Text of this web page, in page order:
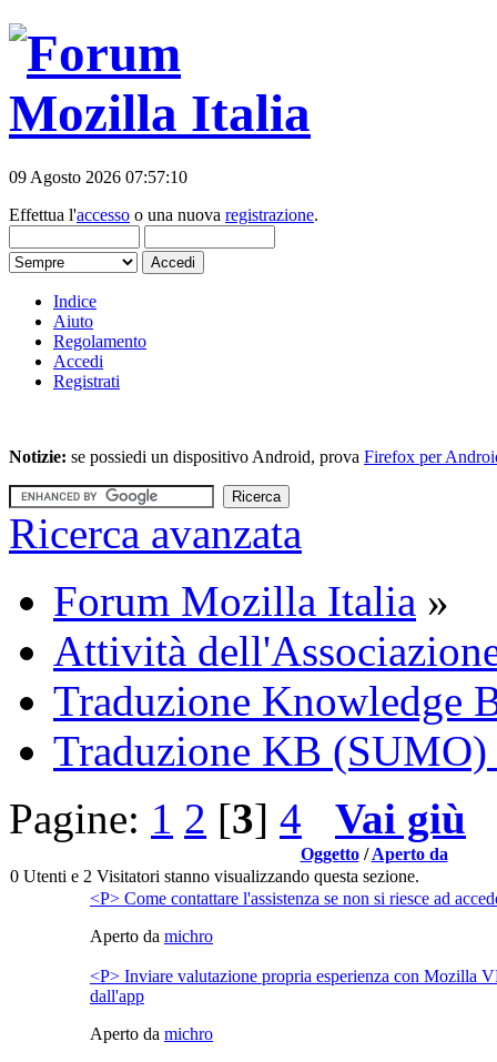
09 Agosto 2026 07:57:10
Effettua l'accesso o una nuova registrazione.
Indice
Aiuto
Regolamento
Accedi
Registrati
Notizie: se possiedi un dispositivo Android, prova Firefox per
Ricerca avanzata
Forum Mozilla Italia »
Attività
Traduzione Knowledge
Traduzione KB
Pagine: 1 2 [3] 4 Vai giù
Oggetto/Aperto da
0 Utenti e 2 Visitatori stanno visualizzando questa sezione.
<P> Come contattare l'assistenza se non si riesce ad
Aperto da michro
<P> Inviare valutazione propria esperienza con Mozilla
dall'app
Aperto da michro